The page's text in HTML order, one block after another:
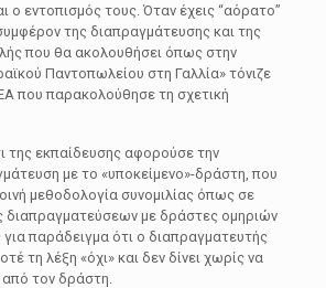
ο εντοπισμός τους. Όταν έχεις “αόρατο”
της διαπραγμάτευσης και της
που θα ακολουθήσει όπως στην
Παντοπωλείου στη Γαλλία» τόνιζε
που παρακολούθησε τη σχετική
της εκπαίδευσης αφορούσε την
με το «υποκείμενο»-δράστη, που
μεθοδολογία συνομιλίας όπως σε
διαπραγματεύσεων με δράστες ομηριών
παράδειγμα ότι ο διαπραγματευτής
τη λέξη «όχι» και δεν δίνει χωρίς να
από τον δράστη.